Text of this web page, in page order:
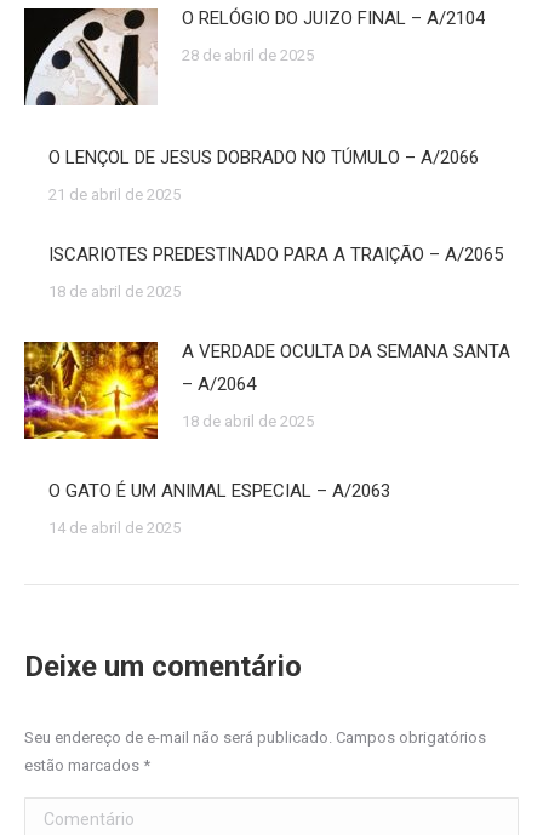
O RELÓGIO DO JUIZO FINAL – A/2104
28 de abril de 2025
O LENÇOL DE JESUS DOBRADO NO TÚMULO – A/2066
21 de abril de 2025
ISCARIOTES PREDESTINADO PARA A TRAIÇÃO – A/2065
18 de abril de 2025
A VERDADE OCULTA DA SEMANA SANTA
– A/2064
18 de abril de 2025
O GATO É UM ANIMAL ESPECIAL – A/2063
14 de abril de 2025
Deixe um comentário
Seu endereço de e-mail não será publicado. Campos obrigatórios
estão marcados *
Comentário